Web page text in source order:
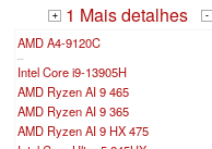
+ 1 Mais detalhes -
AMD A4-9120C
Intel Core i9-13905H
AMD Ryzen AI 9 465
AMD Ryzen AI 9 365
AMD Ryzen AI 9 HX 475